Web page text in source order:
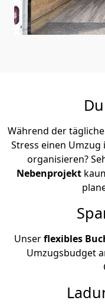
Während der
Stress einen Umzug
organisieren?
Nebenprojekt
Unserflexibles
Umzugsbudget